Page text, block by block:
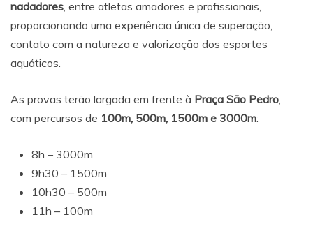
nadadores , entre atletas amadores e profissionais,
proporcionando uma experiência única de superação,
contato com a natureza e valorização dos esportes
aquáticos.
As provas terão largada em frente à Praça São Pedro
com percursos de 100m, 500m, 1500m e 3000m:
8h – 3000m
9h30 – 1500m
10h30 – 500m
11h – 100m